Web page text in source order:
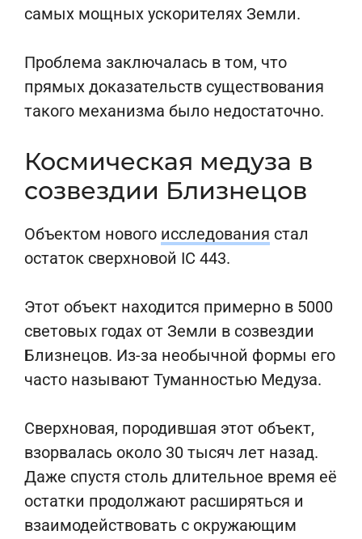
самых мощных ускорителях Земли.
Проблема заключалась в том, что
прямых доказательств существования
такого механизма было недостаточно.
Космическая медуза в
созвездии Близнецов
Объектом нового исследования стал
остаток сверхновой IC 443.
Этот объект находится примерно в 5000
световых годах от Земли в созвездии
Близнецов. Из-за необычной формы его
часто называют Туманностью Медуза.
Сверхновая, породившая этот объект,
взорвалась около 30 тысяч лет назад.
Даже спустя столь длительное время её
остатки продолжают расширяться и
взаимодействовать с окружающим